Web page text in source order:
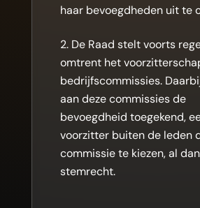
haar bevoegdheden uit te
De Raad stelt voorts
omtrent het
bedrijfscommissies.
aan deze commissies de
bevoegdheid toegekend,
voorzitter buiten de leden
commissie te kiezen, al
stemrecht.